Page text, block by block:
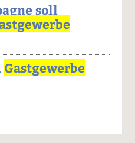
soll
Gastgewerbe